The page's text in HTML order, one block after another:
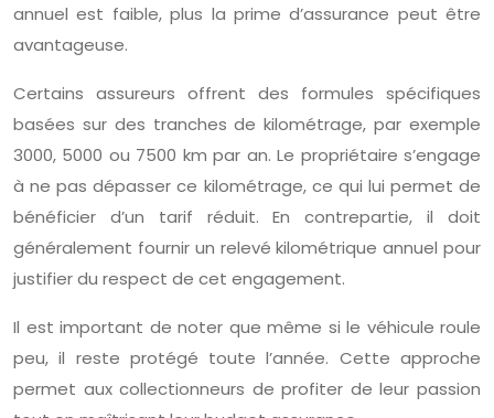
annuel est faible, plus la prime d’assurance peut être
avantageuse.
Certains assureurs offrent des formules spécifiques
basées sur des tranches de kilométrage, par exemple
3000, 5000 ou 7500 km par an. Le propriétaire s’engage
à ne pas dépasser ce kilométrage, ce qui lui permet de
bénéficier d’un tarif réduit. En contrepartie, il doit
généralement fournir un relevé kilométrique annuel pour
justifier du respect de cet engagement.
Il est important de noter que même si le véhicule roule
peu, il reste protégé toute l’année. Cette approche
permet aux collectionneurs de profiter de leur passion